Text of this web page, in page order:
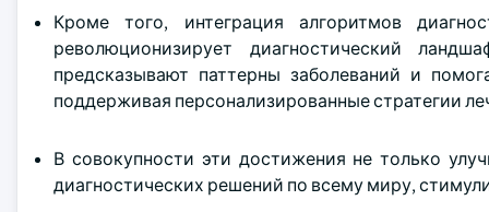
Кроме того, интеграция алгоритмов
революционизирует диагностический
предсказывают паттерны заболеваний и
поддерживая персонализированные стратегии
В совокупности эти достижения не только
диагностических решений по всему миру,